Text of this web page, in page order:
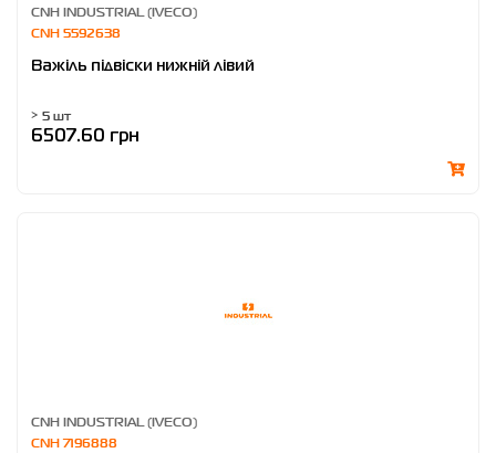
CNH INDUSTRIAL (IVECO)
CNH 5592638
Важіль підвіски нижній лівий
> 5 шт
6507.60 грн
CNH INDUSTRIAL (IVECO)
CNH 7196888